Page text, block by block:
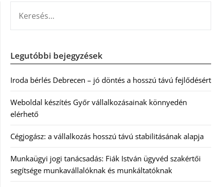
Legutóbbi bejegyzések
Iroda bérlés Debrecen – jó döntés a hosszú távú fejlődésért
Weboldal készítés Győr vállalkozásainak könnyedén
elérhető
Cégjogász: a vállalkozás hosszú távú stabilitásának alapja
Munkaügyi jogi tanácsadás: Fiák István ügyvéd szakértői
segítsége munkavállalóknak és munkáltatóknak